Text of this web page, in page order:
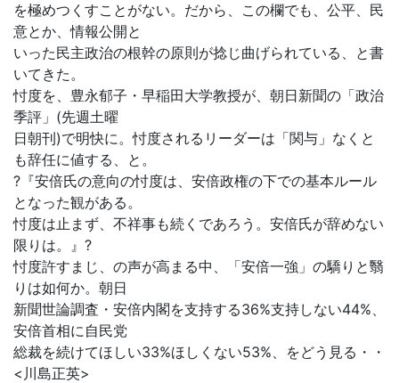
を極めつくすことがない。だから、この欄でも、公平、民
意とか、情報公開と
いった民主政治の根幹の原則が捻じ曲げられている、と書
いてきた。
忖度を、豊永郁子・早稲田大学教授が、朝日新聞の「政治
季評」(先週土曜
日朝刊)で明快に。忖度されるリーダーは「関与」なくと
も辞任に値する、と。
?『安倍氏の意向の忖度は、安倍政権の下での基本ルール
となった観がある。
忖度は止まず、不祥事も続くであろう。安倍氏が辞めない
限りは。』?
忖度許すまじ、の声が高まる中、「安倍一強」の驕りと翳
りは如何か。朝日
新聞世論調査・安倍内閣を支持する36%支持しない44%、
安倍首相に自民党
総裁を続けてほしい33%ほしくない53%、をどう見る・・
<川島正英>